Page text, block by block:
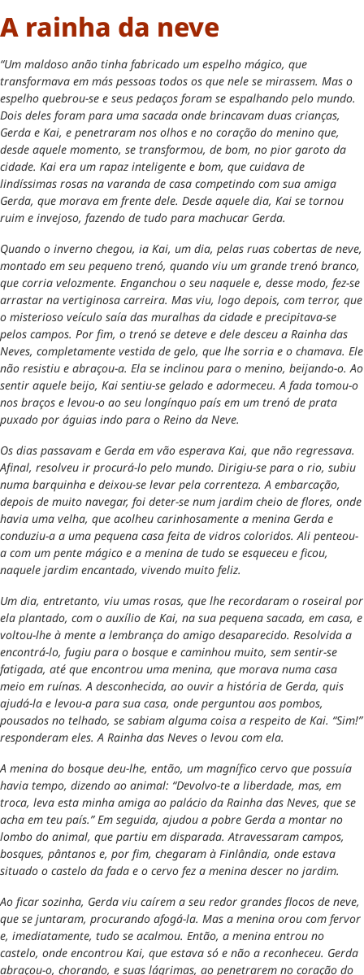
A rainha da neve
“Um maldoso anão tinha fabricado um espelho mágico, que
transformava em más pessoas todos os que nele se mirassem. Mas o
espelho quebrou-se e seus pedaços foram se espalhando pelo mundo.
Dois deles foram para uma sacada onde brincavam duas crianças,
Gerda e Kai, e penetraram nos olhos e no coração do menino que,
desde aquele momento, se transformou, de bom, no pior garoto da
cidade. Kai era um rapaz inteligente e bom, que cuidava de
lindíssimas rosas na varanda de casa competindo com sua amiga
Gerda, que morava em frente dele. Desde aquele dia, Kai se tornou
ruim e invejoso, fazendo de tudo para machucar Gerda.
Quando o inverno chegou, ia Kai, um dia, pelas ruas cobertas de neve,
montado em seu pequeno trenó, quando viu um grande trenó branco,
que corria velozmente. Enganchou o seu naquele e, desse modo, fez-se
arrastar na vertiginosa carreira. Mas viu, logo depois, com terror, que
o misterioso veículo saía das muralhas da cidade e precipitava-se
pelos campos. Por fim, o trenó se deteve e dele desceu a Rainha das
Neves, completamente vestida de gelo, que lhe sorria e o chamava. Ele
não resistiu e abraçou-a. Ela se inclinou para o menino, beijando-o. Ao
sentir aquele beijo, Kai sentiu-se gelado e adormeceu. A fada tomou-o
nos braços e levou-o ao seu longínquo país em um trenó de prata
puxado por águias indo para o Reino da Neve.
Os dias passavam e Gerda em vão esperava Kai, que não regressava.
Afinal, resolveu ir procurá-lo pelo mundo. Dirigiu-se para o rio, subiu
numa barquinha e deixou-se levar pela correnteza. A embarcação,
depois de muito navegar, foi deter-se num jardim cheio de flores, onde
havia uma velha, que acolheu carinhosamente a menina Gerda e
conduziu-a a uma pequena casa feita de vidros coloridos. Ali penteou-
a com um pente mágico e a menina de tudo se esqueceu e ficou,
naquele jardim encantado, vivendo muito feliz.
Um dia, entretanto, viu umas rosas, que lhe recordaram o roseiral por
ela plantado, com o auxílio de Kai, na sua pequena sacada, em casa, e
voltou-lhe à mente a lembrança do amigo desaparecido. Resolvida a
encontrá-lo, fugiu para o bosque e caminhou muito, sem sentir-se
fatigada, até que encontrou uma menina, que morava numa casa
meio em ruínas. A desconhecida, ao ouvir a história de Gerda, quis
ajudá-la e levou-a para sua casa, onde perguntou aos pombos,
pousados no telhado, se sabiam alguma coisa a respeito de Kai. “Sim!”
responderam eles. A Rainha das Neves o levou com ela.
A menina do bosque deu-lhe, então, um magnífico cervo que possuía
havia tempo, dizendo ao animal: “Devolvo-te a liberdade, mas, em
troca, leva esta minha amiga ao palácio da Rainha das Neves, que se
acha em teu país.” Em seguida, ajudou a pobre Gerda a montar no
lombo do animal, que partiu em disparada. Atravessaram campos,
bosques, pântanos e, por fim, chegaram à Finlândia, onde estava
situado o castelo da fada e o cervo fez a menina descer no jardim.
Ao ficar sozinha, Gerda viu caírem a seu redor grandes flocos de neve,
que se juntaram, procurando afogá-la. Mas a menina orou com fervor
e, imediatamente, tudo se acalmou. Então, a menina entrou no
castelo, onde encontrou Kai, que estava só e não a reconheceu. Gerda
abraçou-o, chorando, e suas lágrimas, ao penetrarem no coração do